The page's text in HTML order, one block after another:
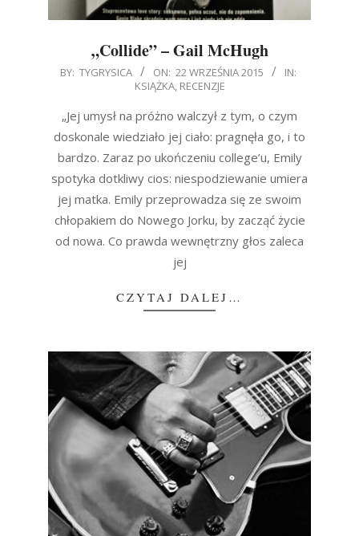
„Collide” – Gail McHugh
2015-
BY: TYGRYSICA ON: 22 WRZEŚNIA 2015
IN:
KSIĄŻKA, RECENZJE
„Jej umysł na próżno walczył z tym, o czym
doskonale wiedziało jej ciało: pragnęła go, i to
bardzo. Zaraz po ukończeniu college’u, Emily
spotyka dotkliwy cios: niespodziewanie umiera
jej matka. Emily przeprowadza się ze swoim
chłopakiem do Nowego Jorku, by zacząć życie
od nowa. Co prawda wewnętrzny głos zaleca
jej
CZYTAJ DALEJ…